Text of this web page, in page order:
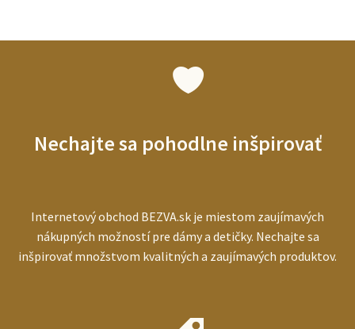
ľudí
Nechajte sa pohodlne inšpirovať
Internetový obchod BEZVA.sk je miestom zaujímavých
nákupných možností pre dámy a detičky. Nechajte sa
inšpirovať množstvom kvalitných a zaujímavých produktov.